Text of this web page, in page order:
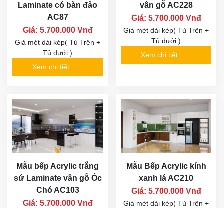
Laminate có bàn đảo
AC87
Giá: 5.700.000 Vnđ
Giá mét dài kép( Tủ Trên +
Tủ dưới )
Xem chi tiết
vân gỗ AC228
Giá: 5.700.000 Vnđ
Giá mét dài kép( Tủ Trên +
Tủ dưới )
Xem chi tiết
Mẫu bếp Acrylic trắng
sứ Laminate vân gỗ Óc
Chó AC103
Giá: 5.700.000 Vnđ
Mẫu Bếp Acrylic kính
xanh lá AC210
Giá: 5.700.000 Vnđ
Giá mét dài kép( Tủ Trên +